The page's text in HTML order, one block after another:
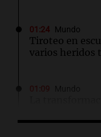
01:24 Mundo
Tiroteo en
varios heridos